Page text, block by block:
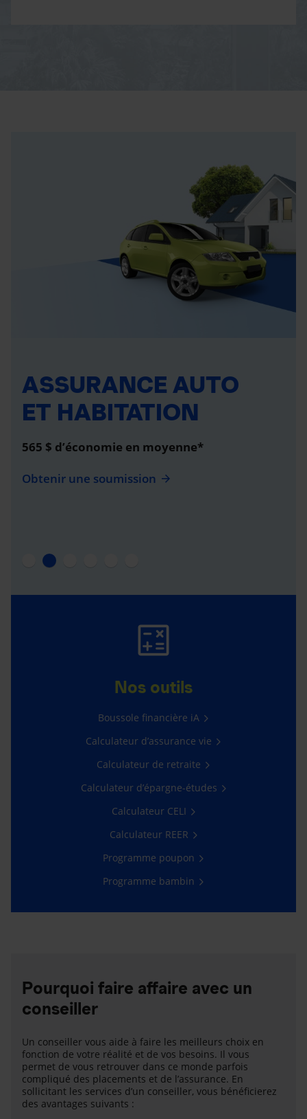
ASSURANCE AUTO
ET HABITATION
565 $ d’économie en moyenne*
Obtenir une soumission
Nos outils
Boussole financière iA
Calculateur d’assurance vie
Calculateur de retraite
Calculateur d’épargne-études
Calculateur CELI
Calculateur REER
Programme poupon
Programme bambin
Pourquoi faire affaire avec un
conseiller
Un conseiller vous aide à faire les meilleurs choix en
fonction de votre réalité et de vos besoins. Il vous
permet de vous retrouver dans ce monde parfois
compliqué des placements et de l’assurance. En
sollicitant les services d’un conseiller, vous bénéficierez
des avantages suivants :